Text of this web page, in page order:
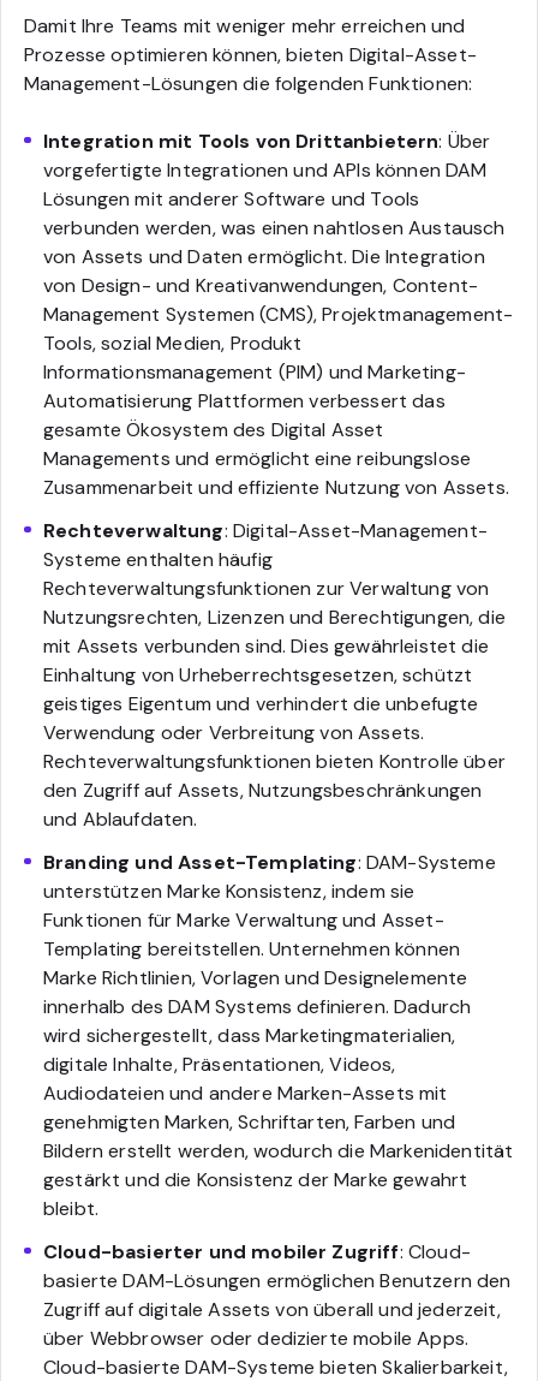
Damit Ihre Teams mit weniger mehr erreichen und
Prozesse optimieren können, bieten Digital-Asset-
Management-Lösungen die folgenden Funktionen:
Integration mit Tools von Drittanbietern: Über
vorgefertigte Integrationen und APIs können DAM
Lösungen mit anderer Software und Tools
verbunden werden, was einen nahtlosen Austausch
von Assets und Daten ermöglicht. Die Integration
von Design- und Kreativanwendungen, Content-
Management Systemen (CMS), Projektmanagement-
Tools, sozial Medien, Produkt
Informationsmanagement (PIM) und Marketing-
Automatisierung Plattformen verbessert das
gesamte Ökosystem des Digital Asset
Managements und ermöglicht eine reibungslose
Zusammenarbeit und effiziente Nutzung von Assets.
Rechteverwaltung: Digital-Asset-Management-
Systeme enthalten häufig
Rechteverwaltungsfunktionen zur Verwaltung von
Nutzungsrechten, Lizenzen und Berechtigungen, die
mit Assets verbunden sind. Dies gewährleistet die
Einhaltung von Urheberrechtsgesetzen, schützt
geistiges Eigentum und verhindert die unbefugte
Verwendung oder Verbreitung von Assets.
Rechteverwaltungsfunktionen bieten Kontrolle über
den Zugriff auf Assets, Nutzungsbeschränkungen
und Ablaufdaten.
Branding und Asset-Templating: DAM-Systeme
unterstützen Marke Konsistenz, indem sie
Funktionen für Marke Verwaltung und Asset-
Templating bereitstellen. Unternehmen können
Marke Richtlinien, Vorlagen und Designelemente
innerhalb des DAM Systems definieren. Dadurch
wird sichergestellt, dass Marketingmaterialien,
digitale Inhalte, Präsentationen, Videos,
Audiodateien und andere Marken-Assets mit
genehmigten Marken, Schriftarten, Farben und
Bildern erstellt werden, wodurch die Markenidentität
gestärkt und die Konsistenz der Marke gewahrt
bleibt.
Cloud-basierter und mobiler Zugriff: Cloud-
basierte DAM-Lösungen ermöglichen Benutzern den
Zugriff auf digitale Assets von überall und jederzeit,
über Webbrowser oder dedizierte mobile Apps.
Cloud-basierte DAM-Systeme bieten Skalierbarkeit,